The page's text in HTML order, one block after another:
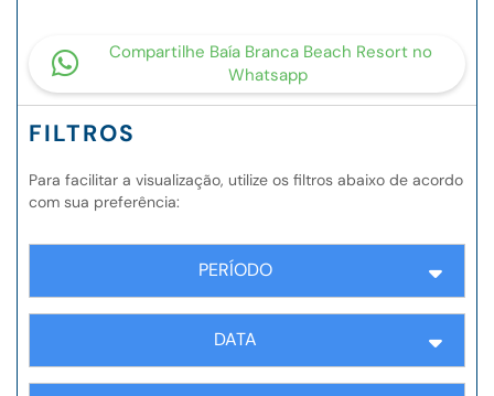
Compartilhe Baía Branca Beach Resort no
Whatsapp
FILTROS
Para facilitar a visualização, utilize os filtros abaixo de acordo
com sua preferência:
PERÍODO
DATA